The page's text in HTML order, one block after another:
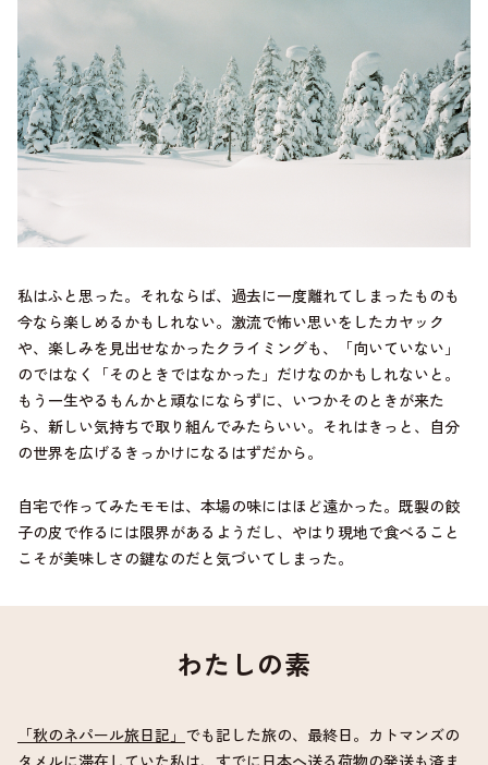
私はふと思った。それならば、過去に一度離れてしまったものも
今なら楽しめるかもしれない。激流で怖い思いをしたカヤック
や、楽しみを見出せなかったクライミングも、「向いていない」
のではなく「そのときではなかった」だけなのかもしれないと。
もう一生やるもんかと頑なにならずに、いつかそのときが来た
ら、新しい気持ちで取り組んでみたらいい。それはきっと、自分
の世界を広げるきっかけになるはずだから。
自宅で作ってみたモモは、本場の味にはほど遠かった。既製の餃
子の皮で作るには限界があるようだし、やはり現地で食べること
こそが美味しさの鍵なのだと気づいてしまった。
わたしの素
「秋のネパール旅日記」 でも記した旅の、最終日。カトマンズの
タメルに滞在していた私は、すでに日本へ送る荷物の発送も済ま